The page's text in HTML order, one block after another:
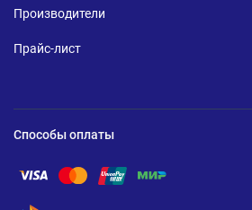
Производители
Прайс-лист
Способы оплаты
Помощь по оплате Visa
Помощь по оплате Mastercard
Помощь по оплате
Помощь по